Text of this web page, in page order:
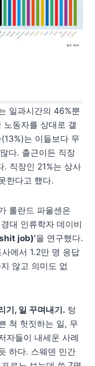
일과시간의 46%뿐
노동자를 상대로 갤
는 이들보다 무
다. 출근이든 직장
. 직장인 21%는 상사
한다고 했다.
롤란드 파울센은
대 인류학자 데이비
job)’을 연구했다.
에서 1.2만 명 응답
않고 의미도 없
기, 일 꾸며내기. 텅
척 헛짓하는 일, 무
자들이 내세운 사례
하다. 스웨덴 민간